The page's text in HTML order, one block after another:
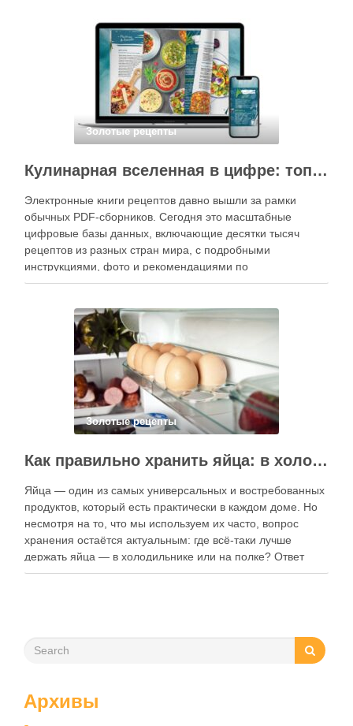
кухне. Главное — …
Золотые рецепты
Кулинарная вселенная в цифре: топ-3 самых больших электронных книг рецептов
Электронные книги рецептов давно вышли за рамки
обычных PDF-сборников. Сегодня это масштабные
цифровые базы данных, включающие десятки тысяч
рецептов из разных стран мира, с подробными
инструкциями, фото и рекомендациями по
приготовлению. В отличие от печатных изданий,
контент, расширять коллекции блюд и добавлять новые
функции. Ниже …
Золотые рецепты
Как правильно хранить яйца: в холодильнике или на полке?
Яйца — один из самых универсальных и востребованных
продуктов, который есть практически в каждом доме. Но
несмотря на то, что мы используем их часто, вопрос
хранения остаётся актуальным: где всё-таки лучше
держать яйца — в холодильнике или на полке? Ответ
зависит от нескольких факторов, включая температуру
Архивы